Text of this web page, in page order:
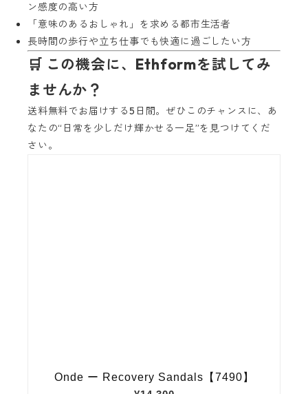
ン感度の高い方
「意味のあるおしゃれ」を求める都市生活者
長時間の歩行や立ち仕事でも快適に過ごしたい方
🛒 この機会に、Ethformを試してみ
ませんか？
送料無料でお届けする5日間。ぜひこのチャンスに、あ
なたの“日常を少しだけ輝かせる一足”を見つけてくだ
さい。